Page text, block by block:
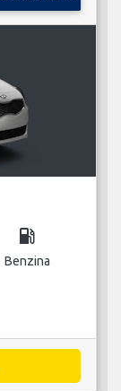
local_gas_station
Benzina